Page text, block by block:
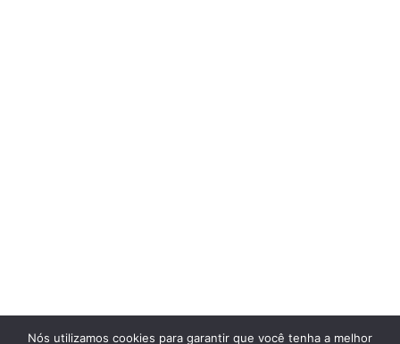
Nós utilizamos cookies para garantir que você tenha a melhor